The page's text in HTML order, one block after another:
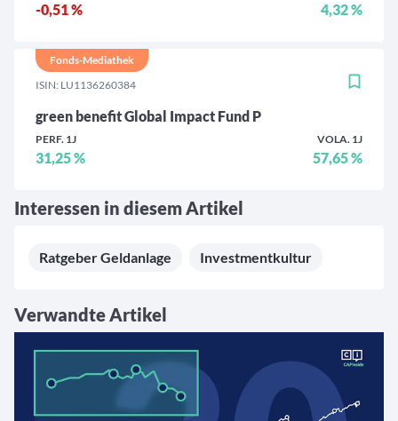
-0,51 % 4,32 %
ISIN: LU1136260384
green benefit Global Impact Fund P
PERF. 1J
31,25 %
VOLA. 1J
57,65 %
Fonds-Mediathek
Interessen in diesem Artikel
Ratgeber Geldanlage Investmentkultur
Verwandte Artikel